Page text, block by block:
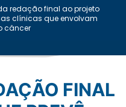
redação final ao projeto
clínicas que envolvam
câncer